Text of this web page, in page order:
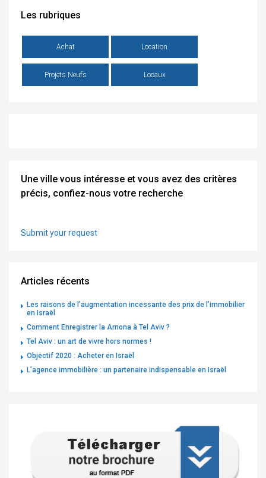
Les rubriques
Achat Location
Projets Neufs Locaux
Une ville vous intéresse et vous avez des critères
précis, confiez-nous votre recherche
Submit your request
Articles récents
Les raisons de l’augmentation incessante des prix de l’immobilier
en Israël
Comment Enregistrer la Arnona à Tel Aviv ?
Tel Aviv : un art de vivre hors normes !
Objectif 2020 : Acheter en Israël
L’agence immobilière : un partenaire indispensable en Israël